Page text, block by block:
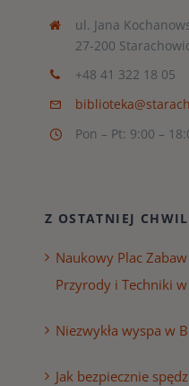
ul. Jana
27-200
+48 41 322 18 05
Pon – Pt: 9:00 –
Z OSTATNIEJ
Naukowy Plac
Przyrody i Techniki
Niezwykła wyspa w
Jak bezpiecznie